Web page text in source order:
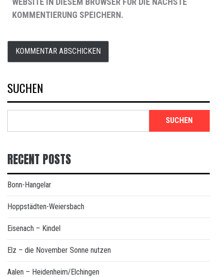
KOMMENTIERUNG SPEICHERN.
SUCHEN
SUCHEN
RECENT POSTS
Bonn-Hangelar
Hoppstädten-Weiersbach
Eisenach – Kindel
Elz – die November Sonne nutzen
Aalen – Heidenheim/Elchingen